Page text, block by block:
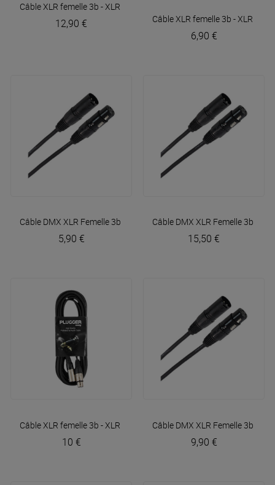
Câble XLR femelle 3b - XLR mâle 3b 10m Easy
12,90 € Câble XLR femelle 3b - XLR
6,90 €
Câble DMX XLR Femelle 3b - XLR Mâle 3b 1m50 EasyPlugger
5,90 €
Câble DMX XLR Femelle 3b -
15,50 €
Câble XLR femelle 3b - XLR mâle 3b 6m EasyPlugger
10 €
Câble DMX XLR Femelle 3b -
9,90 €